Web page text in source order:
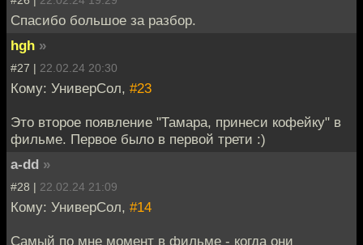
Спасибо большое за разбор.
hgh »
#27 | 22.02.24 20:30
Кому: УниверСол, #23
Это второе появление "Тамара, принеси кофейку" в
фильме. Первое было в первой трети :)
a-dd »
#28 | 22.02.24 21:09
Кому: УниверСол, #14
Самый по мне момент в фильме - когда они